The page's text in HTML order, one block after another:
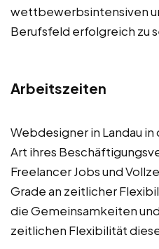
wettbewerbsintensiven
Berufsfeld erfolgreich zu
Arbeitszeiten
Webdesigner in Landau in
Art ihres
Freelancer Jobs und
Grade an zeitlicher
die Gemeinsamkeiten
zeitlichen Flexibilität